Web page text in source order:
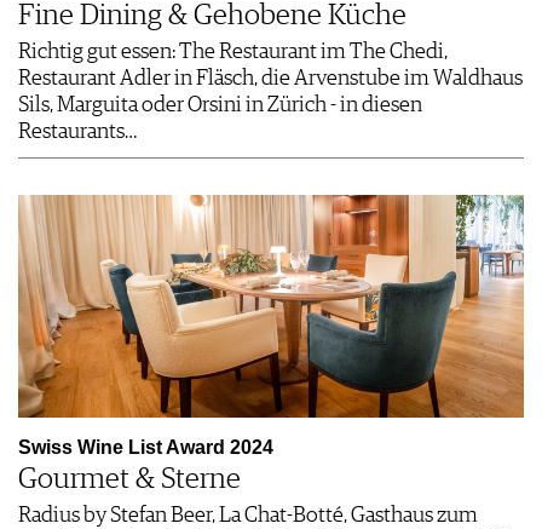
Fine Dining & Gehobene Küche
Richtig gut essen: The Restaurant im The Chedi,
Restaurant Adler in Fläsch, die Arvenstube im Waldhaus
Sils, Marguita oder Orsini in Zürich - in diesen
Restaurants…
Swiss Wine List Award 2024
Gourmet & Sterne
Radius by Stefan Beer, La Chat-Botté, Gasthaus zum